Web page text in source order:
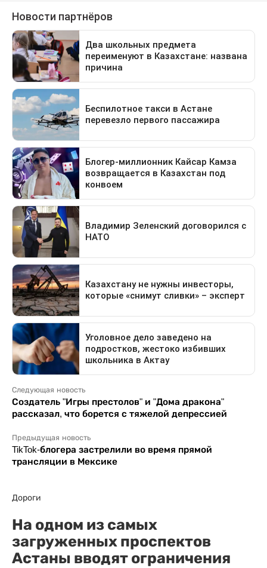
Следующая новость
Создатель "Игры престолов" и "Дома дракона"
рассказал, что борется с тяжелой депрессией
Предыдущая новость
TikTok-блогера застрелили во время прямой
трансляции в Мексике
Дороги
На одном из самых
загруженных проспектов
Астаны вводят ограничения